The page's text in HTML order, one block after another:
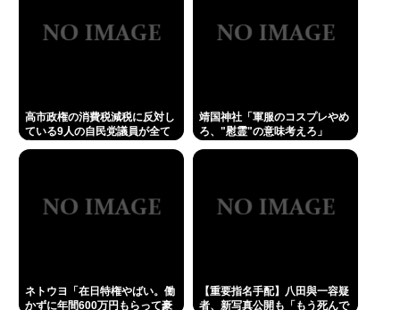
高市政権の消費税減税に反対し
ている9人の自民党議員が全て
靖国神社「軍服のコスプレやめ
ろ、"慰霊"の意味考えろ」
ネトウヨ「在日特権やばい。働
かずに年間600万円もらって豪
【重要指名手配】八田與一容疑
者、新写真公開も「もう死んで